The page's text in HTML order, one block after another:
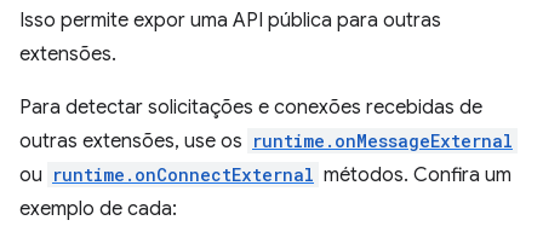
Isso permite expor uma API pública para outras
extensões.
Para detectar solicitações e conexões recebidas de
outras extensões, use os runtime.onMessageExternal
ou runtime.onConnectExternal métodos. Confira um
exemplo de cada: